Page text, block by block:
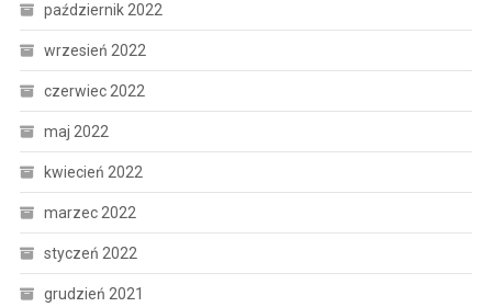
październik 2022
wrzesień 2022
czerwiec 2022
maj 2022
kwiecień 2022
marzec 2022
styczeń 2022
grudzień 2021